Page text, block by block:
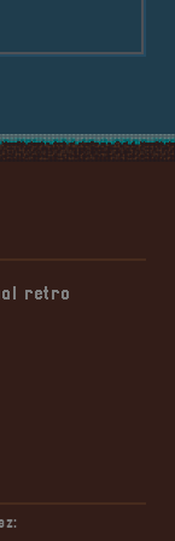
#1
retro